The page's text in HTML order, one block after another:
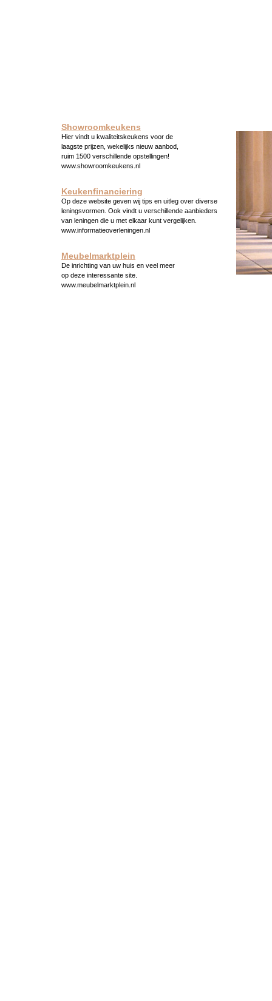
Showroomkeukens
Hier vindt u kwaliteitskeukens voor de
laagste prijzen, wekelijks nieuw aanbod,
ruim 1500 verschillende opstellingen!
www.showroomkeukens.nl
Keukenfinanciering
Op deze website geven wij tips en uitleg over diverse
leningsvormen. Ook vindt u verschillende aanbieders
van leningen die u met elkaar kunt vergelijken.
www.informatieoverleningen.nl
Meubelmarktplein
De inrichting van uw huis en veel meer
op deze interessante site.
www.meubelmarktplein.nl